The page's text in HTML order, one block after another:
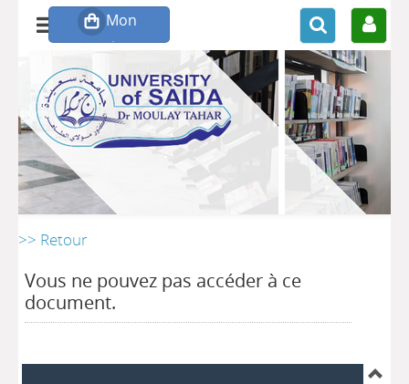
>> Retour
Vous ne pouvez pas accéder à ce
document.